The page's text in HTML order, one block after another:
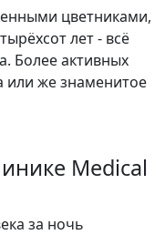
цветниками,
лет - всё
Более активных
или же знаменитое
Medical
за ночь